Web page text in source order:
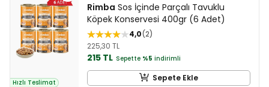
Hızlı Teslimat
Rimba Sos İçinde Parçalı Tavuklu
Köpek Konservesi 400gr (6 Adet)
4,0 2
225,30 TL
215 TL Sepette %5 indirimli
Sepete Ekle